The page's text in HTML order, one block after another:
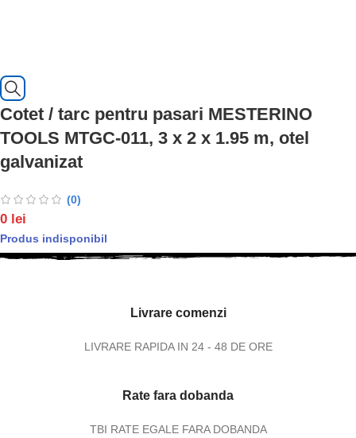
Cotet / tarc pentru pasari MESTERINO
TOOLS MTGC-011, 3 x 2 x 1.95 m, otel
galvanizat
(0)
0 lei
Produs indisponibil
Livrare comenzi
LIVRARE RAPIDA IN 24 - 48 DE ORE
Rate fara dobanda
TBI RATE EGALE FARA DOBANDA